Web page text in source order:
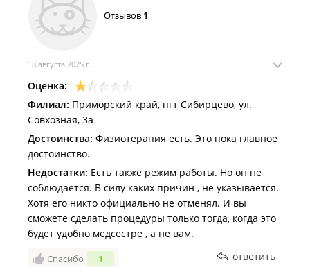
Отзывов 1
18 августа 2025 г.
Оценка:
Филиал: Приморский край, пгт Сибирцево, ул.
Совхозная, 3а
Достоинства: Физиотерапия есть. Это пока главное
достоинство.
Недостатки: Есть также режим работы. Но он не
соблюдается. В силу каких причин , не указывается.
Хотя его никто официально не отменял. И вы
сможете сделать процедуры только тогда, когда это
будет удобно медсестре , а не вам.
Спасибо 1 ответить